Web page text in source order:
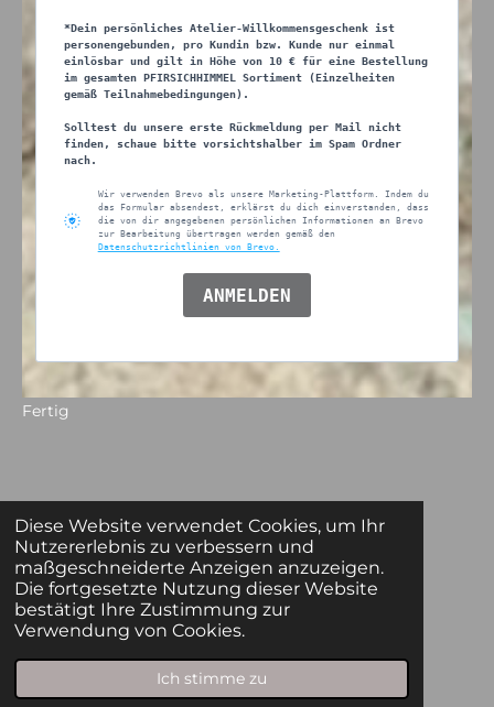
Diese Website verwendet Cookies, um Ihr
Nutzererlebnis zu verbessern und
maßgeschneiderte Anzeigen anzuzeigen.
Die fortgesetzte Nutzung dieser Website
bestätigt Ihre Zustimmung zur
Verwendung von Cookies.
Ich stimme zu
*Dein persönliches Atelier-Willkommensgeschenk ist
personengebunden, pro Kundin bzw. Kunde nur einmal
einlösbar und gilt in Höhe von 10 € für eine Bestellung
im gesamten PFIRSICHHIMMEL Sortiment (Einzelheiten
gemäß Teilnahmebedingungen).
Solltest du unsere erste Rückmeldung per Mail nicht
finden, schaue bitte vorsichtshalber im Spam Ordner
nach.
Wir verwenden Brevo als unsere Marketing-Plattform. Indem du
das Formular absendest, erklärst du dich einverstanden, dass
die von dir angegebenen persönlichen Informationen an Brevo
zur Bearbeitung übertragen werden gemäß den
Datenschutzrichtlinien von Brevo.
ANMELDEN
Fertig
I
s
t
P
t